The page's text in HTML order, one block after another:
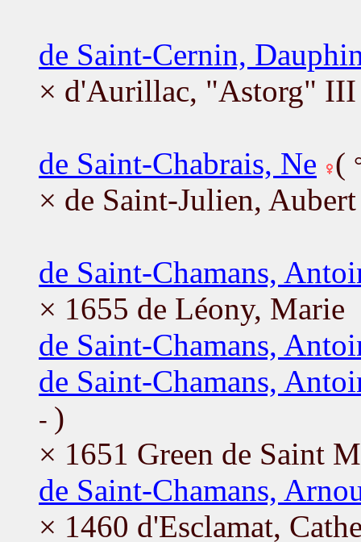
de Saint-Cernin,
× d'Aurillac, "Astorg" III
de Saint-Chabrais, Ne (
× de Saint-Julien, Aubert
de Saint-Chamans,
× 1655 de Léony, Marie
de Saint-Chamans,
de Saint-Chamans,
- )
× 1651 Green de Saint
de Saint-Chamans,
× 1460 d'Esclamat,